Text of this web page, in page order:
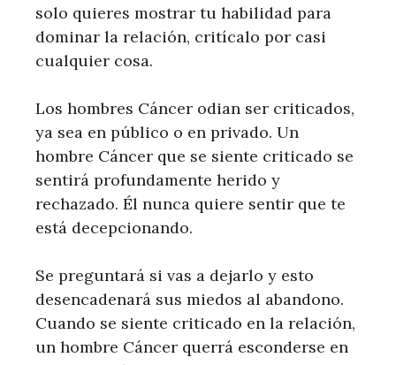
solo quieres mostrar tu habilidad para
dominar la relación, critícalo por casi
cualquier cosa.
Los hombres Cáncer odian ser criticados,
ya sea en público o en privado. Un
hombre Cáncer que se siente criticado se
sentirá profundamente herido y
rechazado. Él nunca quiere sentir que te
está decepcionando.
Se preguntará si vas a dejarlo y esto
desencadenará sus miedos al abandono.
Cuando se siente criticado en la relación,
un hombre Cáncer querrá esconderse en